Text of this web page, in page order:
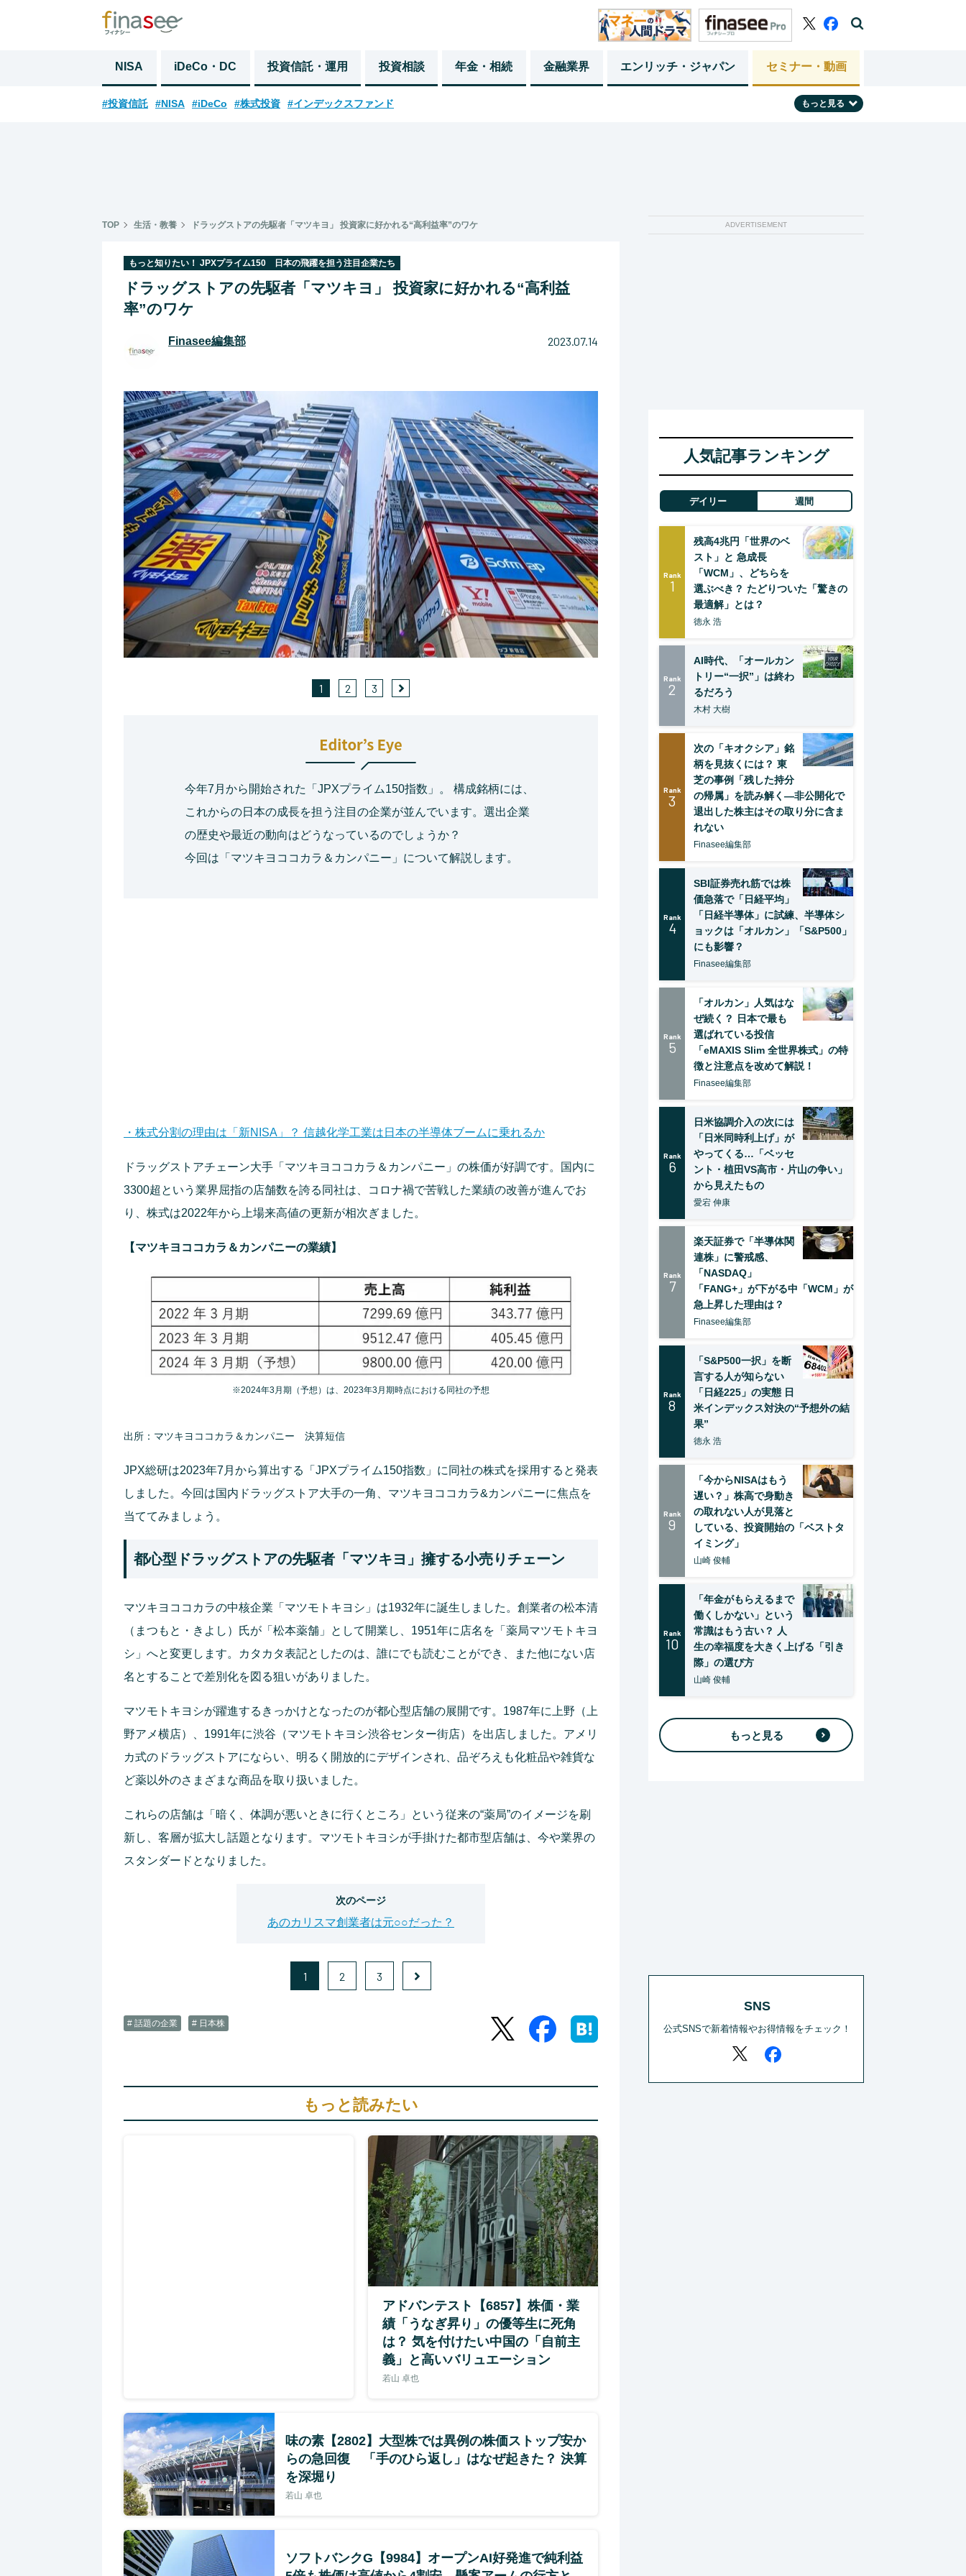
NISA iDeCo・DC 投資信託・運用 投資相談 年金・相続 金融業界 エンリッチ・ジャパン セミナー・動画
#投資信託 #NISA #iDeCo #株式投資 #インデックスファンド もっと見る
TOP 生活・教養 ドラッグストアの先駆者「マツキヨ」 投資家に好かれる“高利益率”のワケ
もっと知りたい！ JPXプライム150 日本の飛躍を担う注目企業たち
ドラッグストアの先駆者「マツキヨ」 投資家に好かれる“高利益
率”のワケ
Finasee編集部 2023.07.14
1 2 3
今年7月から開始された「JPXプライム150指数」。 構成銘柄には、
これからの日本の成長を担う注目の企業が並んでいます。選出企業
の歴史や最近の動向はどうなっているのでしょうか？
今回は「マツキヨココカラ＆カンパニー」について解説します。
・株式分割の理由は「新NISA」？ 信越化学工業は日本の半導体ブームに乗れるか
ドラッグストアチェーン大手「マツキヨココカラ＆カンパニー」の株価が好調です。国内に
3300超という業界屈指の店舗数を誇る同社は、コロナ禍で苦戦した業績の改善が進んでお
り、株式は2022年から上場来高値の更新が相次ぎました。
【マツキヨココカラ＆カンパニーの業績】
※2024年3月期（予想）は、2023年3月期時点における同社の予想
出所：マツキヨココカラ＆カンパニー 決算短信
JPX総研は2023年7月から算出する「JPXプライム150指数」に同社の株式を採用すると発表
しました。今回は国内ドラッグストア大手の一角、マツキヨココカラ&カンパニーに焦点を
当ててみましょう。
都心型ドラッグストアの先駆者「マツキヨ」擁する小売りチェーン
マツキヨココカラの中核企業「マツモトキヨシ」は1932年に誕生しました。創業者の松本清
（まつもと・きよし）氏が「松本薬舗」として開業し、1951年に店名を「薬局マツモトキヨ
シ」へと変更します。カタカタ表記としたのは、誰にでも読むことができ、また他にない店
名とすることで差別化を図る狙いがありました。
マツモトキヨシが躍進するきっかけとなったのが都心型店舗の展開です。1987年に上野（上
野アメ横店）、1991年に渋谷（マツモトキヨシ渋谷センター街店）を出店しました。アメリ
カ式のドラッグストアにならい、明るく開放的にデザインされ、品ぞろえも化粧品や雑貨な
ど薬以外のさまざまな商品を取り扱いました。
これらの店舗は「暗く、体調が悪いときに行くところ」という従来の“薬局”のイメージを刷
新し、客層が拡大し話題となります。マツモトキヨシが手掛けた都市型店舗は、今や業界の
スタンダードとなりました。
次のページ
あのカリスマ創業者は元○○だった？
1 2 3
# 話題の企業 # 日本株
もっと読みたい
アドバンテスト【6857】株価・業
績「うなぎ昇り」の優等生に死角
は？ 気を付けたい中国の「自前主
義」と高いバリュエーション
若山 卓也
味の素【2802】大型株では異例の株価ストップ安か
らの急回復 「手のひら返し」はなぜ起きた？ 決算
を深堀り
若山 卓也
ソフトバンクG【9984】オープンAI好発進で純利益
ADVERTISEMENT
人気記事ランキング
デイリー 週間
Rank
1
残高4兆円「世界のベ
スト」と 急成長
「WCM」、どちらを
選ぶべき？ たどりついた「驚きの
最適解」とは？
徳永 浩
Rank
2
AI時代、「オールカン
トリー“一択”」は終わ
るだろう
木村 大樹
Rank
3
次の「キオクシア」銘
柄を見抜くには？ 東
芝の事例「残した持分
の帰属」を読み解く—非公開化で
退出した株主はその取り分に含ま
れない
Finasee編集部
Rank
4
SBI証券売れ筋では株
価急落で「日経平均」
「日経半導体」に試練、半導体シ
ョックは「オルカン」「S&P500」
にも影響？
Finasee編集部
Rank
5
「オルカン」人気はな
ぜ続く？ 日本で最も
選ばれている投信
「eMAXIS Slim 全世界株式」の特
徴と注意点を改めて解説！
Finasee編集部
Rank
6
日米協調介入の次には
「日米同時利上げ」が
やってくる…「ベッセ
ント・植田VS高市・片山の争い」
から見えたもの
愛宕 伸康
Rank
7
楽天証券で「半導体関
連株」に警戒感、
「NASDAQ」
「FANG+」が下がる中「WCM」が
急上昇した理由は？
Finasee編集部
Rank
8
「S&P500一択」を断
言する人が知らない
「日経225」の実態 日
米インデックス対決の“予想外の結
果”
徳永 浩
Rank
9
「今からNISAはもう
遅い？」株高で身動き
の取れない人が見落と
している、投資開始の「ベストタ
イミング」
山崎 俊輔
Rank
10
「年金がもらえるまで
働くしかない」という
常識はもう古い？ 人
生の幸福度を大きく上げる「引き
際」の選び方
山崎 俊輔
もっと見る
SNS
公式SNSで新着情報やお得情報をチェック！